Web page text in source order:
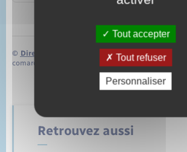
© Direction de l’information légale et
comarquage developpé par baseo.io
Retrouvez aussi
Tout accepter
Tout refuser
Personnaliser